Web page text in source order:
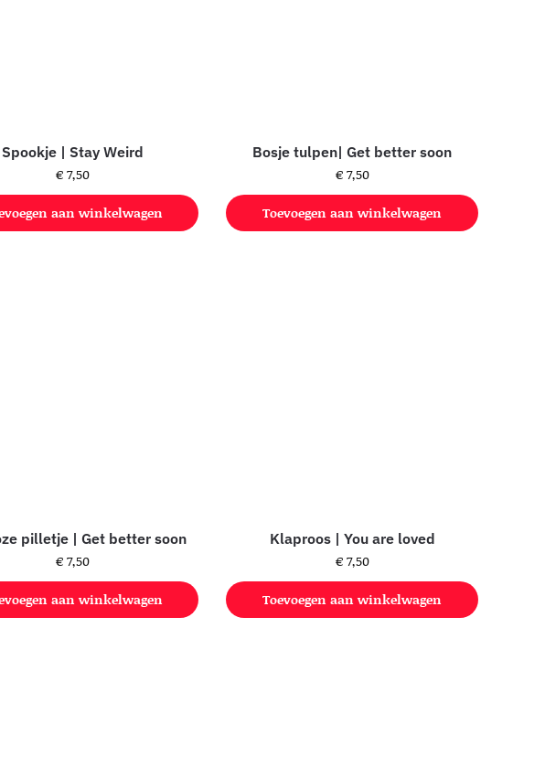
Spookje | Stay Weird
€7,50
aan winkelwagen
Bosje tulpen| Get better soon
€7,50
Toevoegen aan winkelwagen
pilletje | Get better soon
€7,50
aan winkelwagen
Klaproos | You are loved
€7,50
Toevoegen aan winkelwagen